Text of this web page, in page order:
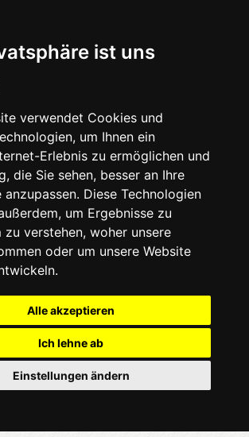
ist uns
verwendet Cookies und
um Ihnen ein
Erlebnis zu ermöglichen und
die Sie sehen, besser an Ihre
anzupassen. Diese Technologien
um Ergebnisse zu
zu verstehen, woher unsere
oder um unsere Website
Alle akzeptieren
Ich lehne ab
Einstellungen ändern